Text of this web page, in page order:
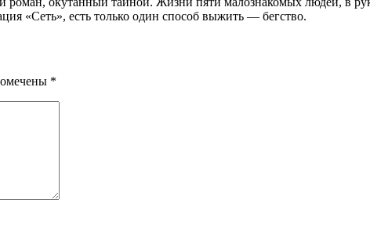
«Сеть», есть только один способ выжить — бегство.
*